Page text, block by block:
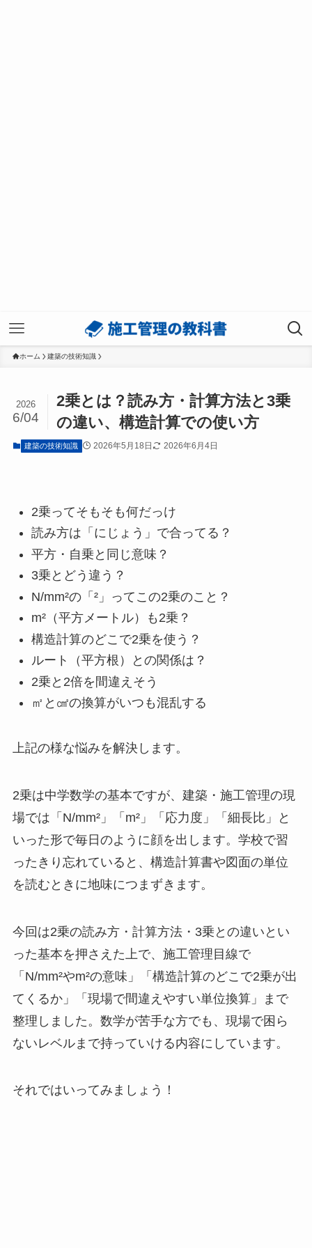
ホーム 建築の技術知識
2乗とは？読み方・計算方法と3乗
の違い、構造計算での使い方
2026
6/04
建築の技術知識 2026年5月18日 2026年6月4日
2乗ってそもそも何だっけ
読み方は「にじょう」で合ってる？
平方・自乗と同じ意味？
3乗とどう違う？
N/mm²の「²」ってこの2乗のこと？
m²（平方メートル）も2乗？
構造計算のどこで2乗を使う？
ルート（平方根）との関係は？
2乗と2倍を間違えそう
㎡と㎠の換算がいつも混乱する
上記の様な悩みを解決します。
2乗は中学数学の基本ですが、建築・施工管理の現
場では「N/mm²」「m²」「応力度」「細長比」と
いった形で毎日のように顔を出します。学校で習
ったきり忘れていると、構造計算書や図面の単位
を読むときに地味につまずきます。
今回は2乗の読み方・計算方法・3乗との違いとい
った基本を押さえた上で、施工管理目線で
「N/mm²やm²の意味」「構造計算のどこで2乗が出
てくるか」「現場で間違えやすい単位換算」まで
整理しました。数学が苦手な方でも、現場で困ら
ないレベルまで持っていける内容にしています。
それではいってみましょう！